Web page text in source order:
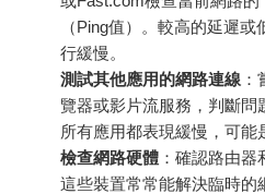
（Ping值）。較高的延遲
行緩慢。
測試其他應用的網路連線
覽器或影片流服務，判斷問
所有應用都表現緩慢，可能
檢查網路硬體 ：確認路由
這些裝置常常能解決臨時的